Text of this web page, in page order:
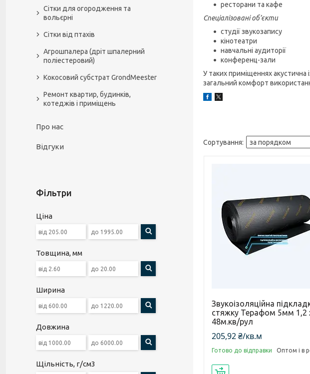
ресторани та кафе
Спеціалізовані об’єкти
студії звукозапису
кінотеатри
навчальні аудиторії
конференц-зали
У таких приміщеннях
загальний комфорт
Звукоізоляційна
стяжку Терафом 5мм 1,2
48м.кв/рул
205,92 ₴/кв.м
Готово до відправки Оптом і в
Сітки для огородження та
вольєрні
Сітки від птахів
Агрошпалера (дріт шпалерний
поліестеровий)
Кокосовий субстрат GrondMeester
Ремонт квартир, будинків,
котеджів і приміщень
Про нас
Відгуки
Фільтри
Ціна
Товщина, мм
Ширина
Довжина
Щільність, г/см3